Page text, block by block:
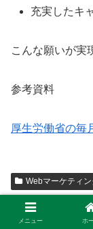
充実したキ
こんな願いが実
参考資料
厚生労働省の毎
Webマーケティン
メニュー ホ